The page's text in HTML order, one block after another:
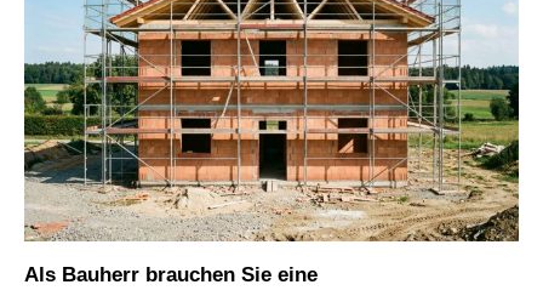
Als Bauherr brauchen Sie eine